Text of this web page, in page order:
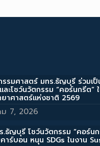
รมศาสตร์ มทร.ธัญบุรี ร่วมเป็
ละโชว์นวัตกรรม “คอร์นกรีต”
าศาสตร์แห่งชาติ 2569
ม 7, 2026
.ธัญบุรี โชว์นวัตกรรม “คอร์น
าร์บอน หนุน SDGs ในงาน